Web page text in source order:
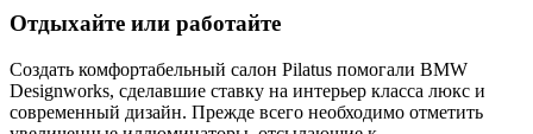
Отдыхайте или работайте
Создать комфортабельный салон Pilatus помогали BMW
Designworks, сделавшие ставку на интерьер класса люкс и
современный дизайн. Прежде всего необходимо отметить